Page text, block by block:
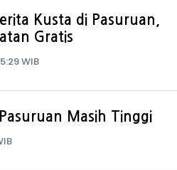
Kusta di Pasuruan,
Gratis
WIB
Masih Tinggi